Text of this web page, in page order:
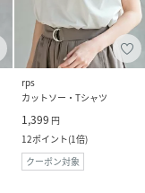
rps
カットソー・Tシャツ
1,399 円
12ポイント(1倍)
クーポン対象